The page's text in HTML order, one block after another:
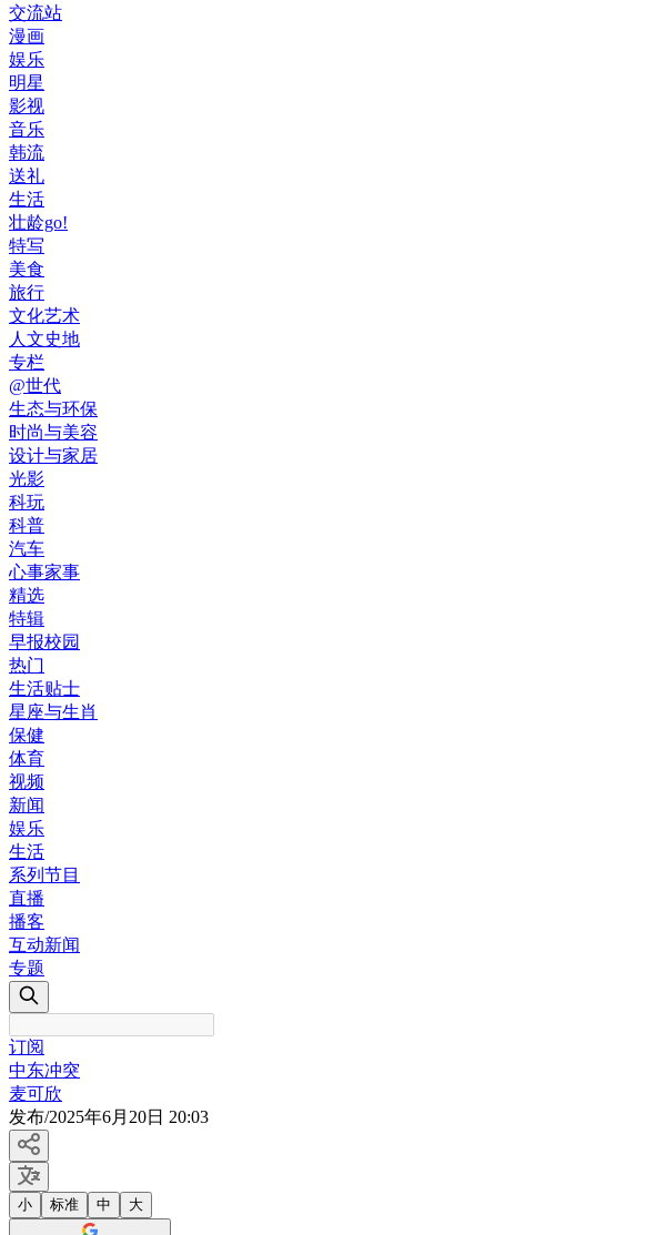
交流站
漫画
娱乐
明星
影视
音乐
韩流
送礼
生活
壮龄go!
特写
美食
旅行
文化艺术
人文史地
专栏
@世代
生态与环保
时尚与美容
设计与家居
光影
科玩
科普
汽车
心事家事
精选
特辑
早报校园
热门
生活贴士
星座与生肖
保健
体育
视频
新闻
娱乐
生活
系列节目
直播
播客
互动新闻
专题
订阅
中东冲突
麦可欣
发布/2025年6月20日 20:03
小 标准 中 大